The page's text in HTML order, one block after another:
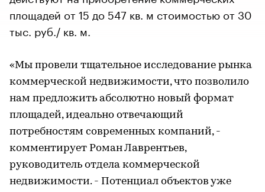
площадей от 15 до 547 кв. м стоимостью от 30
тыс. руб./ кв. м.
«Мы провели тщательное исследование рынка
коммерческой недвижимости, что позволило
нам предложить абсолютно новый формат
площадей, идеально отвечающий
потребностям современных компаний, -
комментирует Роман Лаврентьев,
руководитель отдела коммерческой
недвижимости. - Потенциал объектов уже